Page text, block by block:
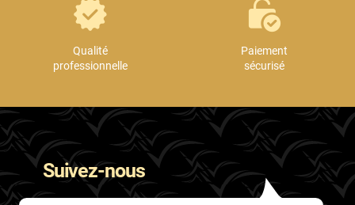
Qualité
professionnelle
Paiement
sécurisé
Suivez-nous